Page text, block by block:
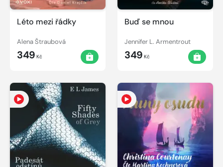
Léto mezi řádky
Alena Štraubová
349 Kč
Buď se mnou
Jennifer L. Armentrout
349 Kč